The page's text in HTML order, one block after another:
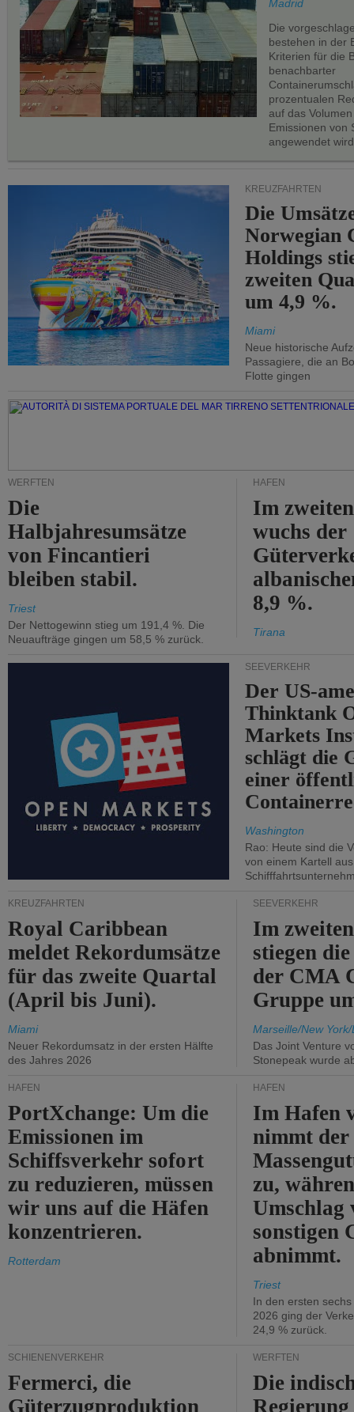
Madrid
Die
bestehen in der
Kriterien für die
benachbarter
prozentualen
auf das
Emissionen von
angewendet
KREUZFAHRTEN
Die
Norwegian
Holdings
zweiten
um 4,9 %.
Miami
Neue historische
Passagiere, die an
Flotte gingen
WERFTEN
Die
Halbjahresumsätze
von Fincantieri
bleiben stabil.
Triest
Der Nettogewinn stieg um 191,4 %. Die
Neuaufträge gingen um 58,5 % zurück.
HÄFEN
Im
wuchs der
8,9 %.
Tirana
SEEVERKEHR
Der US-
Thinktank
Markets
schlägt die
einer
Washington
Rao: Heute sind die
von einem Kartell
KREUZFAHRTEN
Royal Caribbean
meldet Rekordumsätze
für das zweite Quartal
(April bis Juni).
Miami
Neuer Rekordumsatz in der ersten Hälfte
des Jahres 2026
SEEVERKEHR
Im
stiegen
der CMA
Gruppe
Marseille/New
Das Joint Venture
Stonepeak wurde
HÄFEN
PortXchange: Um die
Emissionen im
Schiffsverkehr sofort
zu reduzieren, müssen
wir uns auf die Häfen
konzentrieren.
Rotterdam
HÄFEN
Im Hafen
nimmt der
zu,
Umschlag
sonstigen
abnimmt.
Triest
In den ersten
2026 ging der
24,9 % zurück.
SCHIENENVERKEHR
Fermerci, die
Güterzugproduktion
WERFTEN
Die